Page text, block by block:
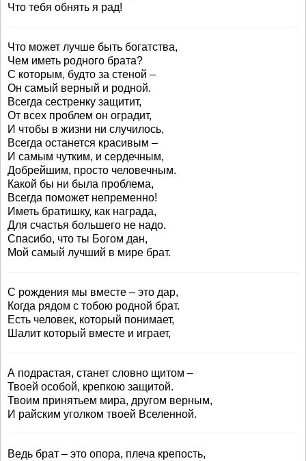
Что тебя обнять я рад!
Что может лучше быть богатства,
Чем иметь родного брата?
С которым, будто за стеной –
Он самый верный и родной.
Всегда сестренку защитит,
От всех проблем он оградит,
И чтобы в жизни ни случилось,
Всегда останется красивым –
И самым чутким, и сердечным,
Добрейшим, просто человечным.
Какой бы ни была проблема,
Всегда поможет непременно!
Иметь братишку, как награда,
Для счастья большего не надо.
Спасибо, что ты Богом дан,
Мой самый лучший в мире брат.
С рождения мы вместе – это дар,
Когда рядом с тобою родной брат.
Есть человек, который понимает,
Шалит который вместе и играет,
А подрастая, станет словно щитом –
Твоей особой, крепкою защитой.
Твоим принятьем мира, другом верным,
И райским уголком твоей Вселенной.
Ведь брат – это опора, плеча крепость,